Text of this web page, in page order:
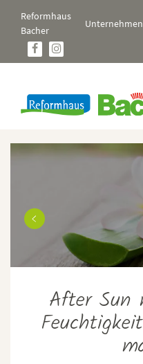
Inhalt
springen
Reformhaus
Bacher
Unternehmen
After Sun